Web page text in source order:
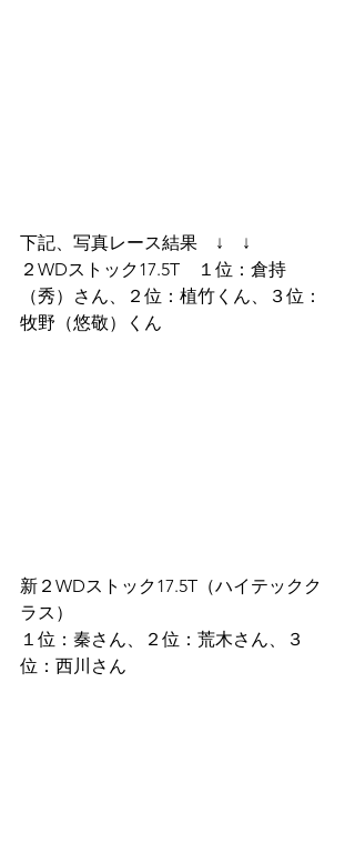
下記、写真レース結果　↓　↓
２WDストック17.5T　１位：倉持
（秀）さん、２位：植竹くん、３位：
牧野（悠敬）くん
新２WDストック17.5T（ハイテックク
ラス）
１位：秦さん、２位：荒木さん、３
位：西川さん